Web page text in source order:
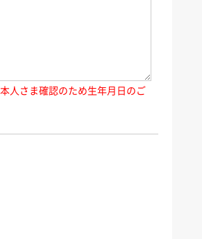
人さま確認のため生年月日のご